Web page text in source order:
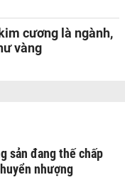
cương là ngành,
vàng
sản đang thế chấp
nhượng